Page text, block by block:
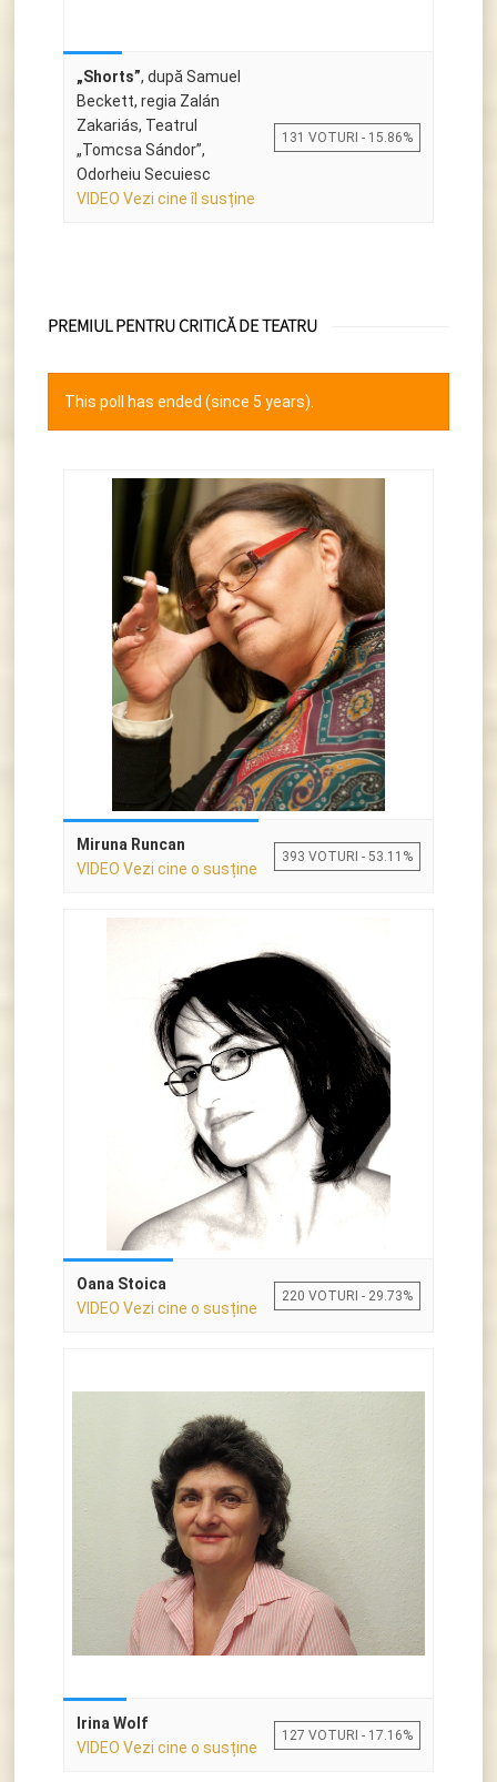
„Shorts”, după Samuel
Beckett, regia Zalán
Zakariás, Teatrul
„Tomcsa Sándor”,
Odorheiu Secuiesc
VIDEO Vezi cine îl susține
131 VOTURI - 15.86%
PREMIUL PENTRU CRITICĂ DE TEATRU
This poll has ended (since 5 years).
Miruna Runcan
VIDEO Vezi cine o susține
393 VOTURI - 53.11%
Oana Stoica
VIDEO Vezi cine o susține
220 VOTURI - 29.73%
Irina Wolf
VIDEO Vezi cine o susține
127 VOTURI - 17.16%